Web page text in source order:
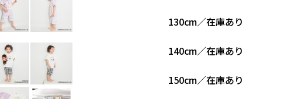
130cm／在庫あり
140cm／在庫あり
150cm／在庫あり